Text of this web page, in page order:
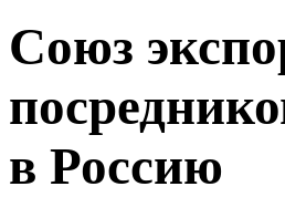
Союз
в Россию